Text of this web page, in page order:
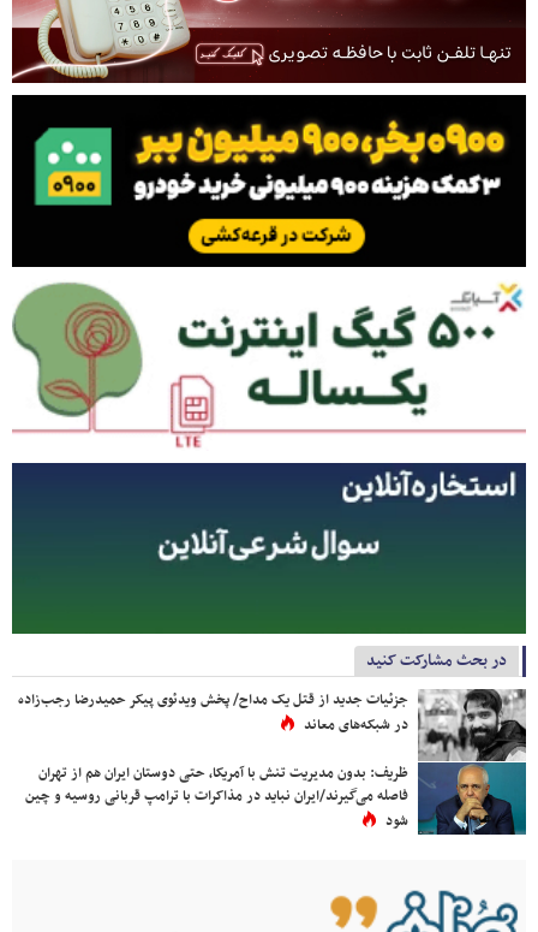
در بحث مشارکت کنید
جزئیات جدید از قتل یک مداح/ پخش ویدئوی پیکر حمیدرضا رجب‌زاده
در شبکه‌های معاند
ظریف: بدون مدیریت تنش با آمریکا، حتی دوستان ایران هم از تهران
فاصله می‌گیرند/ایران نباید در مذاکرات با ترامپ قربانی روسیه و چین
شود